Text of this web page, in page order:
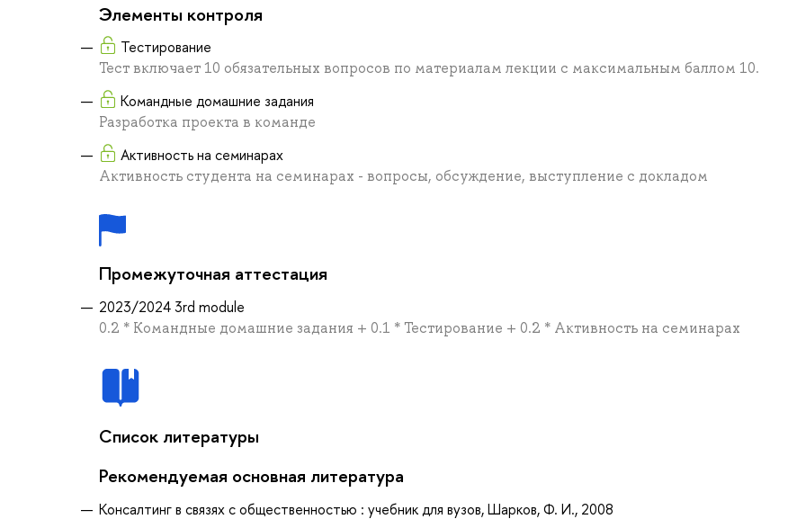
Элементы контроля
Тестирование
Тест включает 10 обязательных вопросов по материалам лекции с максимальным баллом 10.
Командные домашние задания
Разработка проекта в команде
Активность на семинарах
Активность студента на семинарах - вопросы, обсуждение, выступление с докладом
Промежуточная аттестация
2023/2024 3rd module
0.2 * Командные домашние задания + 0.1 * Тестирование + 0.2 * Активность на семинарах
Список литературы
Рекомендуемая основная литература
Консалтинг в связях с общественностью : учебник для вузов, Шарков, Ф. И., 2008